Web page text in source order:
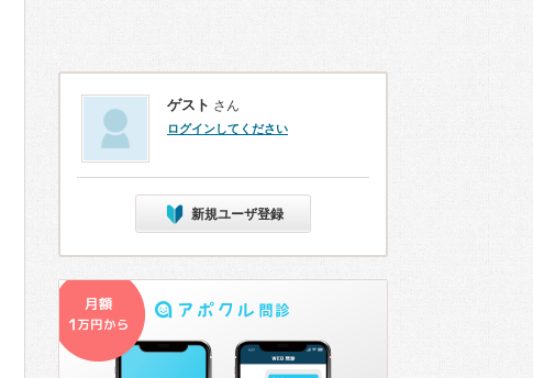
ゲスト さん
ログインしてください
新規ユーザ登録